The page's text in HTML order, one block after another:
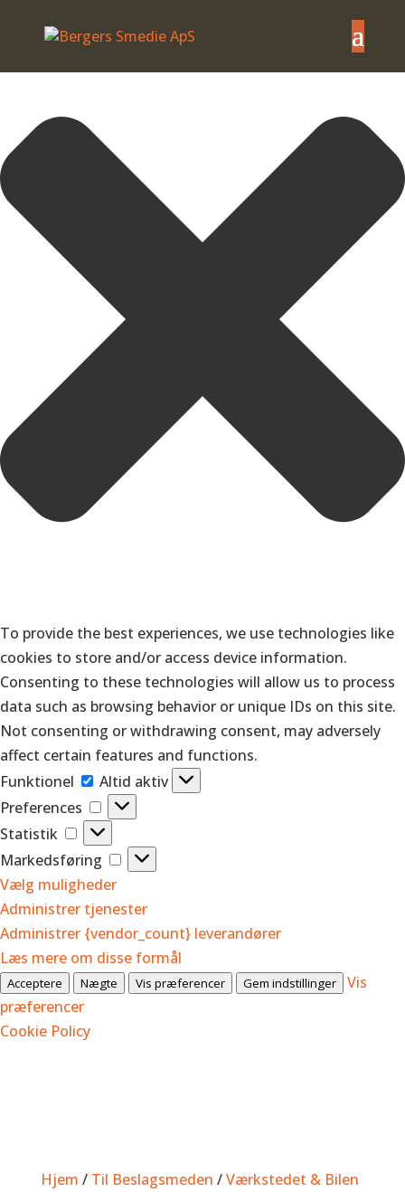
To provide the best experiences, we use technologies like
cookies to store and/or access device information.
Consenting to these technologies will allow us to process
data such as browsing behavior or unique IDs on this site.
Not consenting or withdrawing consent, may adversely
affect certain features and functions.
Funktionel
Funktionel
Altid aktiv
Preferences
Preferences
Statistik
Statistik
Markedsføring
Markedsføring
Vælg muligheder
Administrer tjenester
Administrer {vendor_count} leverandører
Læs mere om disse formål
Acceptere Nægte Vis præferencer Gem indstillinger
Vis
præferencer
Cookie Policy
Hjem / Til Beslagsmeden /Værkstedet & Bilen